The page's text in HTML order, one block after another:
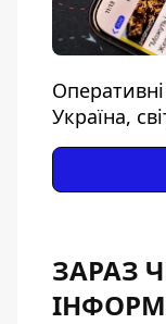
Україна,
ЗАРАЗ